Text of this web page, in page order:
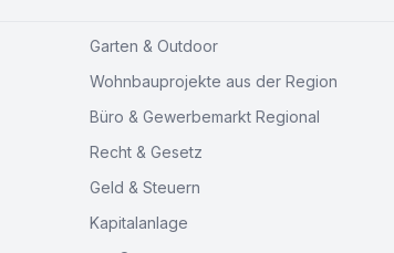
Garten & Outdoor
Wohnbauprojekte aus der Region
Büro & Gewerbemarkt Regional
Recht & Gesetz
Geld & Steuern
Kapitalanlage